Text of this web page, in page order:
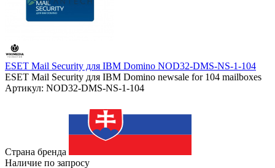
ESET Mail Security для IBM Domino NOD32-DMS-NS-1-104
ESET Mail Security для IBM Domino newsale for 104 mailboxes
Артикул: NOD32-DMS-NS-1-104
Страна бренда
Наличие по запросу